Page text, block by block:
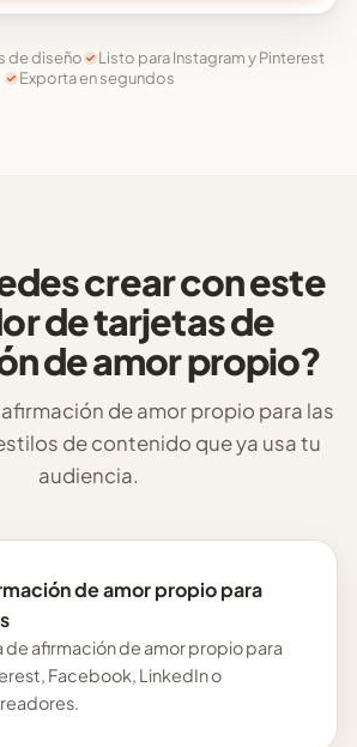
de diseño
Listo para Instagram y Pinterest
Exporta en segundos
crear con este
de tarjetas de
de amor propio?
de amor propio para las
de contenido que ya usa tu
audiencia.
de amor propio para
de afirmación de amor propio para
Facebook, LinkedIn o